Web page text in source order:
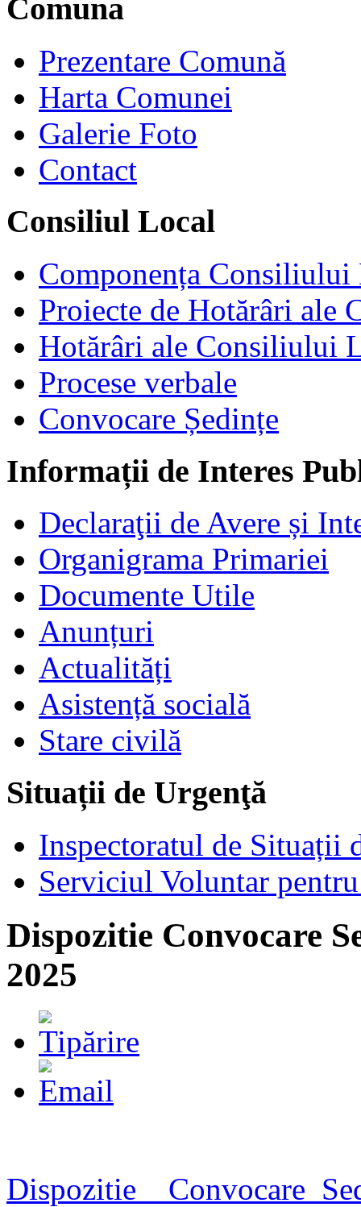
Comuna
Prezentare Comună
Harta Comunei
Galerie Foto
Contact
Consiliul Local
Componența Consiliului
Proiecte de Hotărâri ale
Hotărâri ale Consiliului
Procese verbale
Convocare Ședințe
Informații de Interes
Declaraţii de Avere și
Organigrama Primariei
Documente Utile
Anunțuri
Actualități
Asistență socială
Stare civilă
Situații de Urgenţă
Inspectoratul de Situații
Serviciul Voluntar
Dispozitie Convocare
2025